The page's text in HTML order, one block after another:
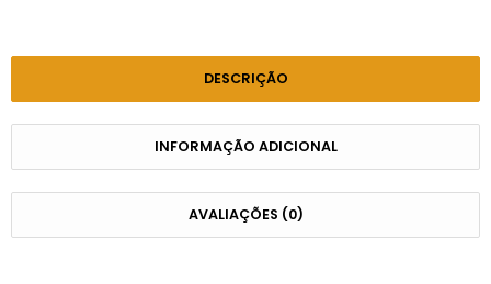
DESCRIÇÃO
INFORMAÇÃO ADICIONAL
AVALIAÇÕES (0)